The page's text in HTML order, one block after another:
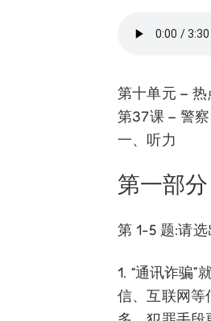
第十单元 – 热
第37课 – 警
一、听力
第一部分
第 1-5 题:请
1. “通讯诈骗”
信、互联网等